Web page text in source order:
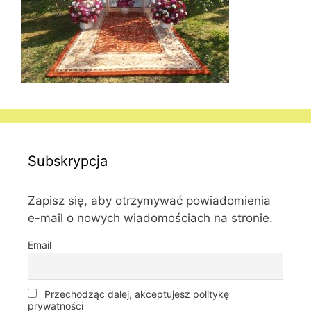
Subskrypcja
Zapisz się, aby otrzymywać powiadomienia
e-mail o nowych wiadomościach na stronie.
Email
Przechodząc dalej, akceptujesz politykę
prywatności